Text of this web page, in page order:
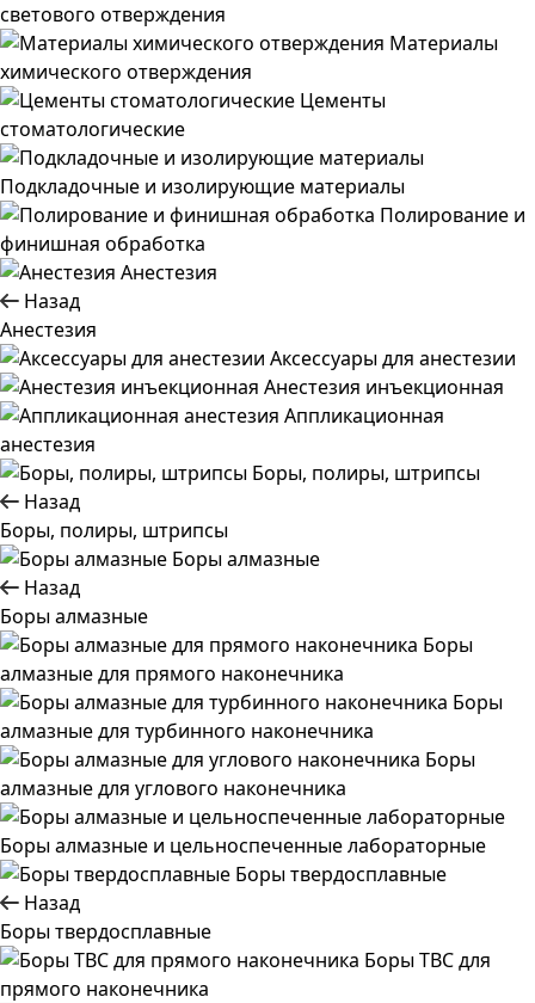
светового отверждения
Материалы
химического отверждения
Цементы
стоматологические
Подкладочные и изолирующие материалы
Полирование и
финишная обработка
Анестезия
Назад
Анестезия
Аксессуары для анестезии
Анестезия инъекционная
Аппликационная
анестезия
Боры, полиры, штрипсы
Назад
Боры, полиры, штрипсы
Боры алмазные
Назад
Боры алмазные
Боры
алмазные для прямого наконечника
Боры
алмазные для турбинного наконечника
Боры
алмазные для углового наконечника
Боры алмазные и цельноспеченные лабораторные
Боры твердосплавные
Назад
Боры твердосплавные
Боры ТВС для
прямого наконечника